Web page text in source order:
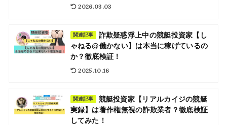
2026.03.03
関連記事
詐欺疑惑浮上中の競艇投資家【し
ゃねる@働かない】は本当に稼げているの
か？徹底検証！
2025.10.16
関連記事
競艇投資家【リアルカイジの競艇
実録】は著作権無視の詐欺業者？徹底検証
してみた！